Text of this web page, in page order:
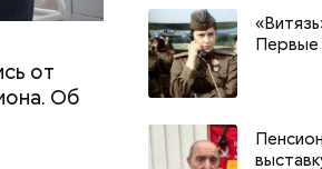
от
Об
Первые